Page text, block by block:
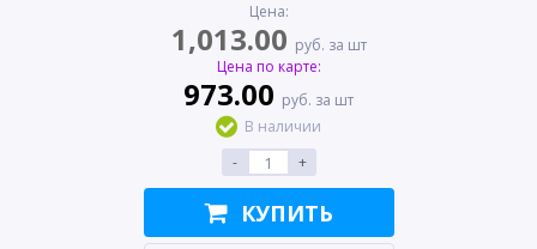
Цена:
1,013.00 руб. за шт
Цена по карте:
973.00 руб. за шт
В наличии
-
+
КУПИТЬ